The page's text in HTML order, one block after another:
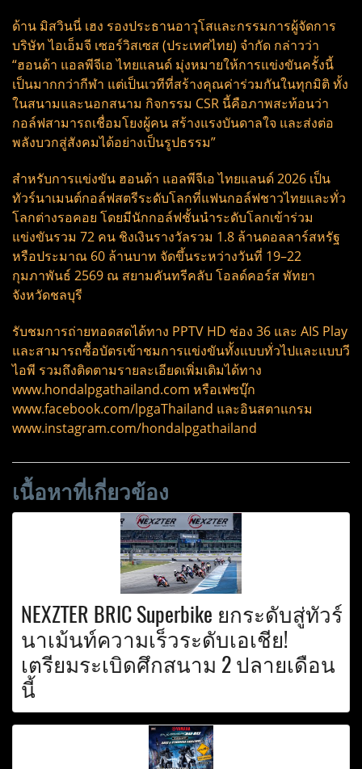
ด้าน มิสวินนี่ เฮง รองประธานอาวุโสและกรรมการผู้จัดการ
บริษัท ไอเอ็มจี เซอร์วิสเซส (ประเทศไทย) จำกัด กล่าวว่า
“ฮอนด้า แอลพีจีเอ ไทยแลนด์ มุ่งหมายให้การแข่งขันครั้งนี้
เป็นมากกว่ากีฬา แต่เป็นเวทีที่สร้างคุณค่าร่วมกันในทุกมิติ ทั้ง
ในสนามและนอกสนาม กิจกรรม CSR นี้คือภาพสะท้อนว่า
กอล์ฟสามารถเชื่อมโยงผู้คน สร้างแรงบันดาลใจ และส่งต่อ
พลังบวกสู่สังคมได้อย่างเป็นรูปธรรม”
สำหรับการแข่งขัน ฮอนด้า แอลพีจีเอ ไทยแลนด์ 2026 เป็น
ทัวร์นาเมนต์กอล์ฟสตรีระดับโลกที่แฟนกอล์ฟชาวไทยและทั่ว
โลกต่างรอคอย โดยมีนักกอล์ฟชั้นนำระดับโลกเข้าร่วม
แข่งขันรวม 72 คน ชิงเงินรางวัลรวม 1.8 ล้านดอลลาร์สหรัฐ
หรือประมาณ 60 ล้านบาท จัดขึ้นระหว่างวันที่ 19–22
กุมภาพันธ์ 2569 ณ สยามคันทรีคลับ โอลด์คอร์ส พัทยา
จังหวัดชลบุรี
รับชมการถ่ายทอดสดได้ทาง PPTV HD ช่อง 36 และ AIS Play
และสามารถซื้อบัตรเข้าชมการแข่งขันทั้งแบบทั่วไปและแบบวี
ไอพี รวมถึงติดตามรายละเอียดเพิ่มเติมได้ทาง
www.hondalpgathailand.com หรือเฟซบุ๊ก
www.facebook.com/lpgaThailand และอินสตาแกรม
www.instagram.com/hondalpgathailand
เนื้อหาที่เกี่ยวข้อง
NEXZTER BRIC Superbike ยกระดับสู่ทัวร์
นาเม้นท์ความเร็วระดับเอเชีย!
เตรียมระเบิดศึกสนาม 2 ปลายเดือน
นี้